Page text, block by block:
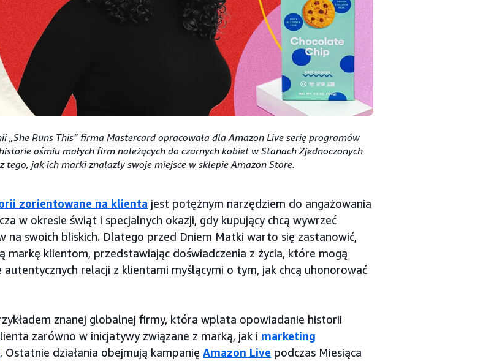
„She Runs This” firma Mastercard opracowała dla Amazon Live serię programów
ośmiu małych firm należących do czarnych kobiet w Stanach Zjednoczonych
tego, jak ich marki znalazły swoje miejsce w sklepie Amazon Store.
zorientowane na klienta jest potężnym narzędziem do angażowania
w okresie świąt i specjalnych okazji, gdy kupujący chcą wywrzeć
na swoich bliskich. Dlatego przed Dniem Matki warto się zastanowić,
markę klientom, przedstawiając doświadczenia z życia, które mogą
autentycznych relacji z klientami myślącymi o tym, jak chcą uhonorować
znanej globalnej firmy, która wplata opowiadanie historii
zarówno w inicjatywy związane z marką, jak i marketing
. Ostatnie działania obejmują kampanię Amazon Live podczas Miesiąca